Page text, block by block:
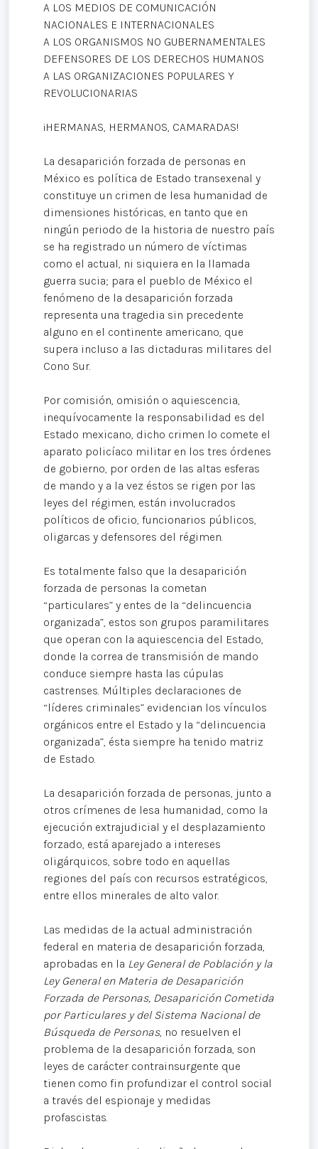
A LOS MEDIOS DE COMUNICACIÓN
NACIONALES E INTERNACIONALES
A LOS ORGANISMOS NO GUBERNAMENTALES
DEFENSORES DE LOS DERECHOS HUMANOS
A LAS ORGANIZACIONES POPULARES Y
REVOLUCIONARIAS
¡HERMANAS, HERMANOS, CAMARADAS!
La desaparición forzada de personas en
México es política de Estado transexenal y
constituye un crimen de lesa humanidad de
dimensiones históricas, en tanto que en
ningún periodo de la historia de nuestro país
se ha registrado un número de víctimas
como el actual, ni siquiera en la llamada
guerra sucia; para el pueblo de México el
fenómeno de la desaparición forzada
representa una tragedia sin precedente
alguno en el continente americano, que
supera incluso a las dictaduras militares del
Cono Sur.
Por comisión, omisión o aquiescencia,
inequívocamente la responsabilidad es del
Estado mexicano, dicho crimen lo comete el
aparato policíaco militar en los tres órdenes
de gobierno, por orden de las altas esferas
de mando y a la vez éstos se rigen por las
leyes del régimen, están involucrados
políticos de oficio, funcionarios públicos,
oligarcas y defensores del régimen.
Es totalmente falso que la desaparición
forzada de personas la cometan
“particulares” y entes de la “delincuencia
organizada”, estos son grupos paramilitares
que operan con la aquiescencia del Estado,
donde la correa de transmisión de mando
conduce siempre hasta las cúpulas
castrenses. Múltiples declaraciones de
“líderes criminales” evidencian los vínculos
orgánicos entre el Estado y la “delincuencia
organizada”, ésta siempre ha tenido matriz
de Estado.
La desaparición forzada de personas, junto a
otros crímenes de lesa humanidad, como la
ejecución extrajudicial y el desplazamiento
forzado, está aparejado a intereses
oligárquicos, sobre todo en aquellas
regiones del país con recursos estratégicos,
entre ellos minerales de alto valor.
Las medidas de la actual administración
federal en materia de desaparición forzada,
aprobadas en la Ley General de Población y la
Ley General en Materia de Desaparición
Forzada de Personas, Desaparición Cometida
por Particulares y del Sistema Nacional de
Búsqueda de Personas, no resuelven el
problema de la desaparición forzada, son
leyes de carácter contrainsurgente que
tienen como fin profundizar el control social
a través del espionaje y medidas
profascistas.